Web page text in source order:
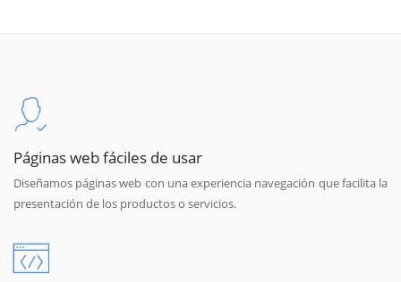
Páginas web fáciles de usar
Diseñamos páginas web con una experiencia navegación que facilita la
presentación de los productos o servicios.